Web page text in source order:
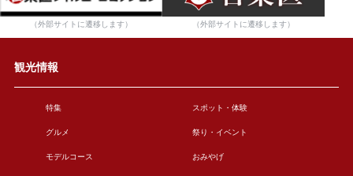
（外部サイトに遷移します） （外部サイトに遷移します）
観光情報
特集 スポット・体験
グルメ 祭り・イベント
モデルコース おみやげ